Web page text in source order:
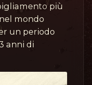
più
mondo
un periodo
anni di